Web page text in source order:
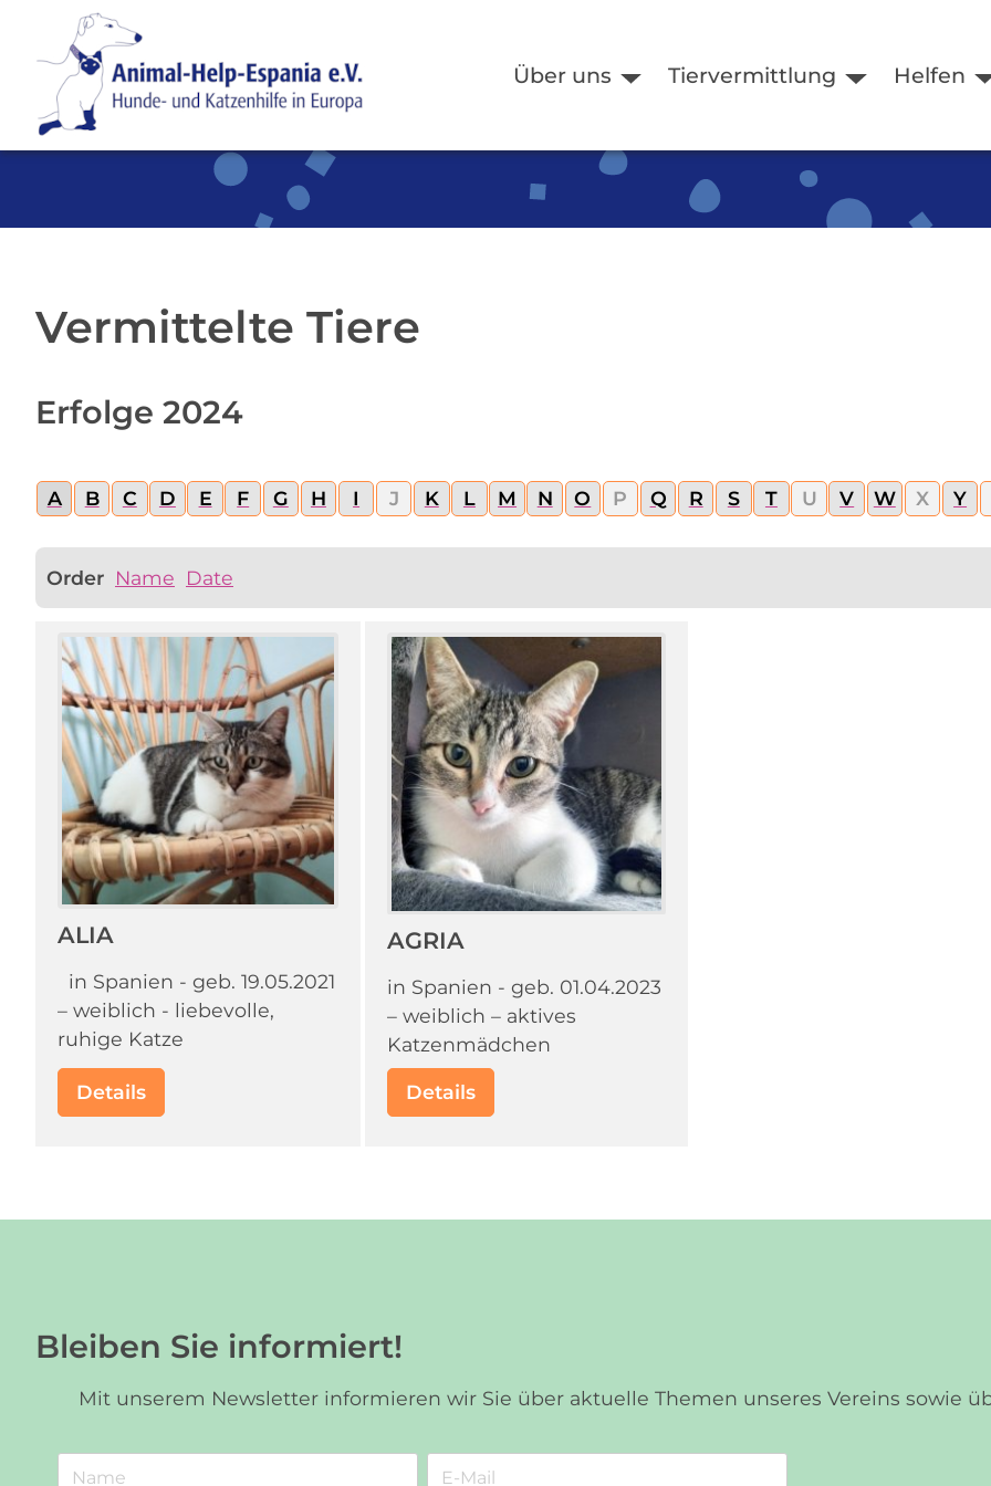
SKIP TO MAIN CONTENT
Über uns Tiervermittlung Helfen
Vermittelte Tiere
Erfolge 2024
A B C D E F G H I J K L M N O P Q R S T U V W X Y
Order Name Date
ALIA
in Spanien - geb. 19.05.2021
– weiblich - liebevolle,
ruhige Katze
Details
AGRIA
in Spanien - geb. 01.04.2023
– weiblich – aktives
Katzenmädchen
Details
Bleiben Sie informiert!
Mit unserem Newsletter informieren wir Sie über aktuelle Themen unseres Vereins sowie